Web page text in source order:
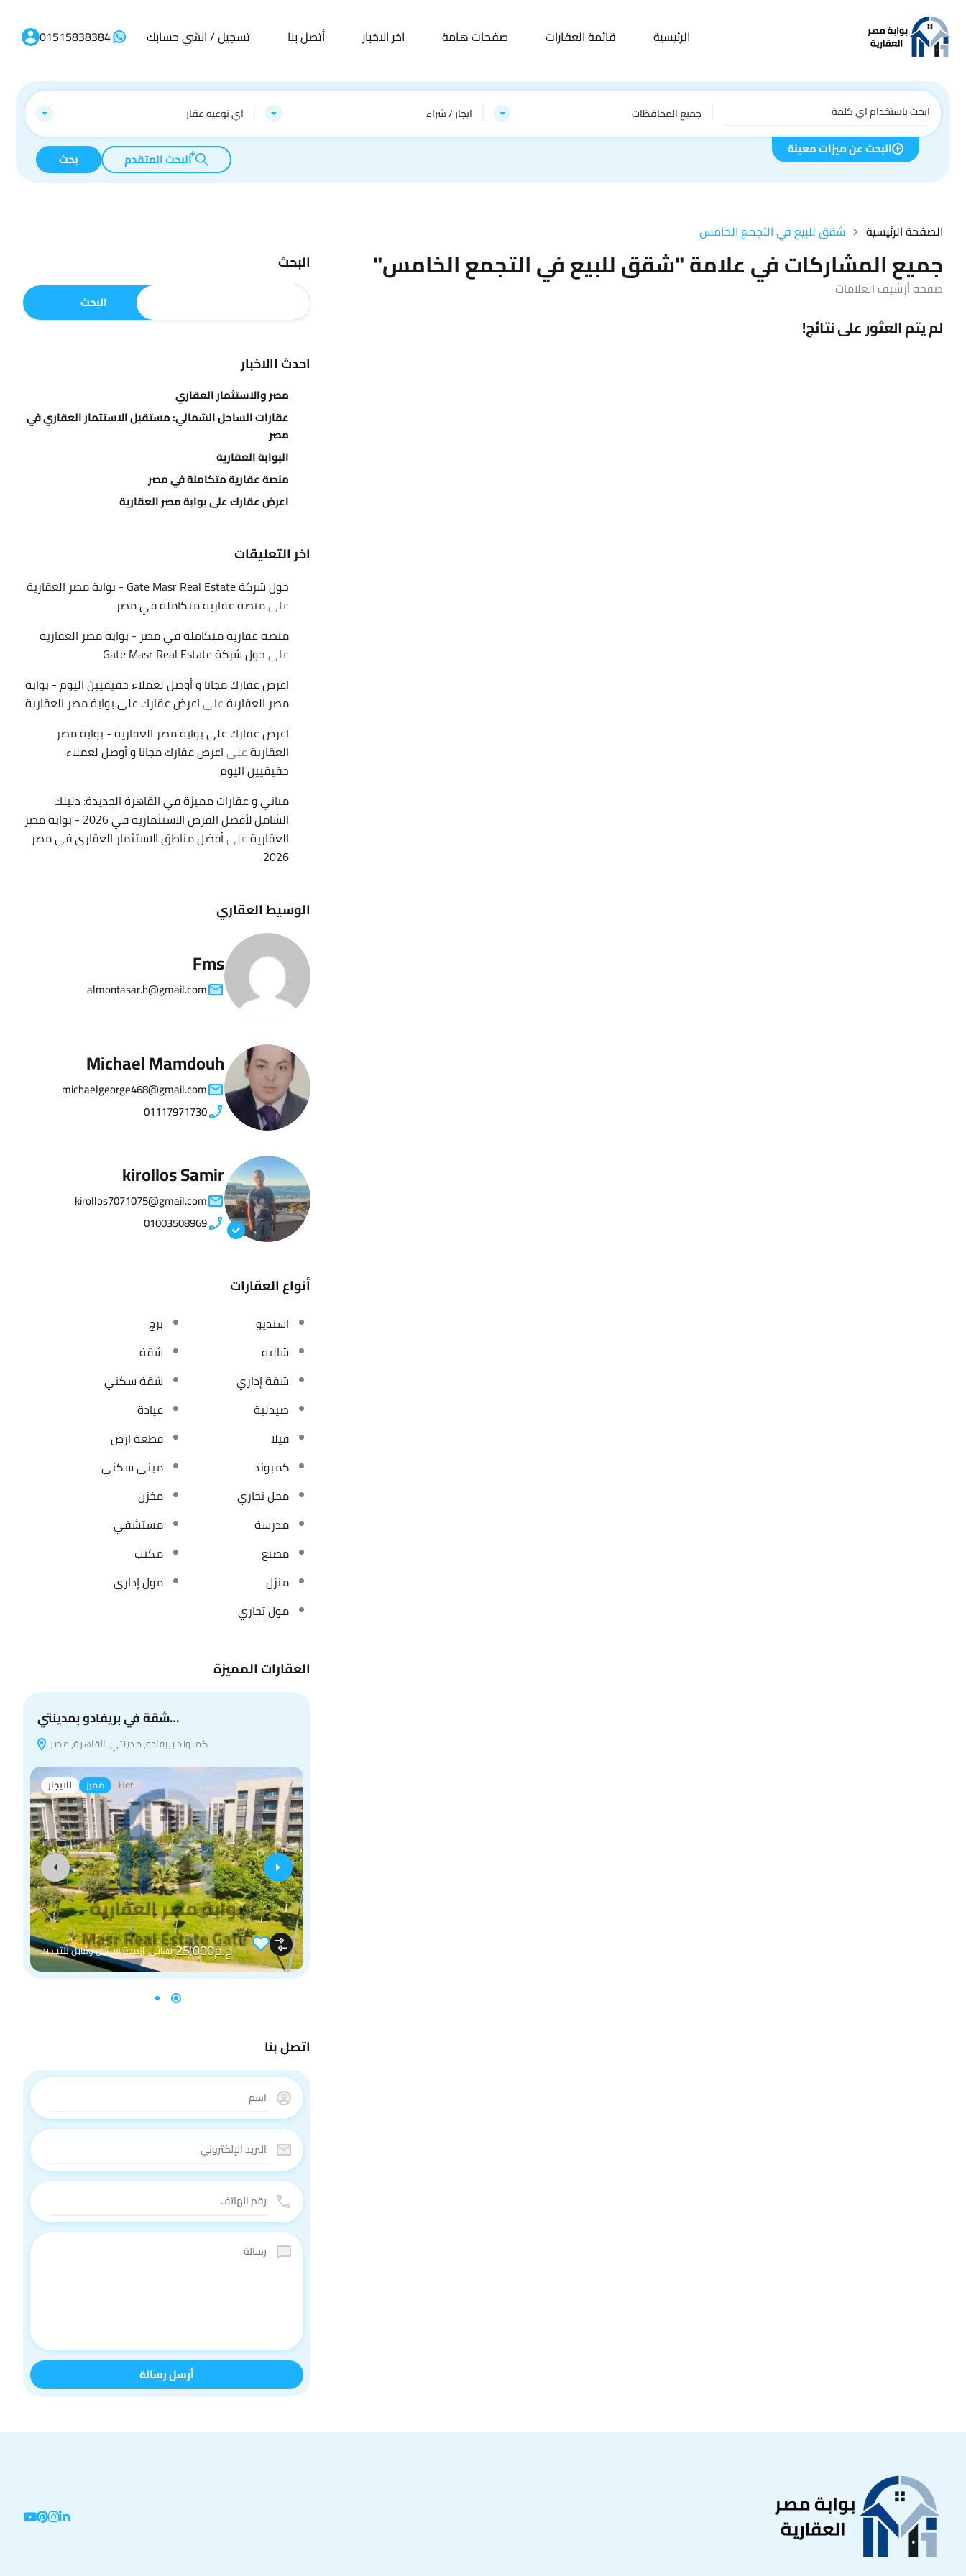
الرئيسية قائمة العقارات صفحات هامة اخر الاخبار أتصل بنا تسجيل / انشي حسابك 01515838384
جميع المحافظات ايجار / شراء اي نوعيه عقار
البحث عن ميزات معينة
البحث المتقدم بحث
الصفحة الرئيسية شقق للبيع في التجمع الخامس
جميع المشاركات في علامة "شقق للبيع في التجمع الخامس"
صفحة أرشيف العلامات
لم يتم العثور على نتائج!
البحث
البحث
احدث االاخبار
مصر والاستثمار العقاري
عقارات الساحل الشمالي: مستقبل الاستثمار العقاري في
مصر
البوابة العقارية
منصة عقارية متكاملة في مصر
اعرض عقارك على بوابة مصر العقارية
اخر التعليقات
حول شركة Gate Masr Real Estate - بوابة مصر العقارية
علىمنصة عقارية متكاملة في مصر
منصة عقارية متكاملة في مصر - بوابة مصر العقارية
علىحول شركة Gate Masr Real Estate
اعرض عقارك مجانا و أوصل لعملاء حقيقيين اليوم - بوابة
مصر العقاريةعلىاعرض عقارك على بوابة مصر العقارية
اعرض عقارك على بوابة مصر العقارية - بوابة مصر
العقاريةعلىاعرض عقارك مجانا و أوصل لعملاء
حقيقيين اليوم
مباني و عقارات مميزة في القاهرة الجديدة: دليلك
الشامل لأفضل الفرص الاستثمارية في 2026 - بوابة مصر
العقاريةعلىأفضل مناطق الاستثمار العقاري في مصر
2026
الوسيط العقاري
Fms
almontasar.h@gmail.com
Michael Mamdouh
michaelgeorge468@gmail.com
01117971730
kirollos Samir
kirollos7071075@gmail.com
01003508969
أنواع العقارات
استديو
برج
شاليه
شقة
شقة إداري
شقة سكني
صيدلية
عيادة
فيلا
قطعة ارض
كمبوند
مبني سكني
محل تجاري
مخزن
مدرسة
مستشفي
مصنع
مكتب
منزل
مول إداري
مول تجاري
العقارات المميزة
شقة في بريفادو بمدينتي…
كمبوند بريفادو, مدينتي, القاهرة, مصر
للايجار مميز Hot
ج.م25,000 نهائي-المدة سنتين وقابل للتجديد
اتصل بنا